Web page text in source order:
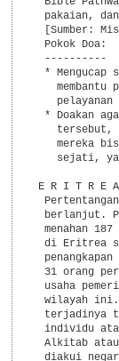
pakaian,
[Sumber:
  Pokok Doa:
  ----------
* Mengucap
membantu
pelayanan
* Doakan
tersebut,
mereka
sejati,
E R I T R E A
berlanjut.
menahan 187
di Eritrea
penangkapan
31 orang
usaha
wilayah
terjadinya
individu
Alkitab
diakui